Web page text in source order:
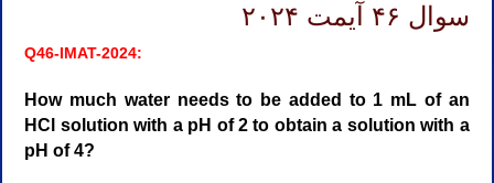
سوال ۴۶ آیمت ۲۰۲۴
Q46-IMAT-2024:
How much water needs to be added to 1 mL of an
HCl solution with a pH of 2 to obtain a solution with a
pH of 4?